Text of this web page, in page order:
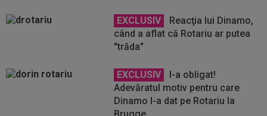
EXCLUSIV
Reacţia lui Dinamo,
când a aflat că Rotariu ar putea
"trăda"
EXCLUSIV
I-a obligat!
Adevăratul motiv pentru care
Dinamo l-a dat pe Rotariu la